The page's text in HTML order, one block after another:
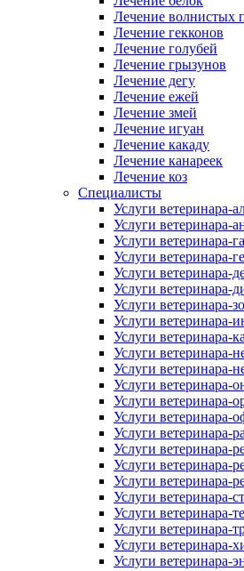
Лечение волнистых
Лечение гекконов
Лечение голубей
Лечение грызунов
Лечение дегу
Лечение ежей
Лечение змей
Лечение игуан
Лечение какаду
Лечение канареек
Лечение коз
Специалисты
Услуги ветеринара-
Услуги ветеринара-
Услуги ветеринара-
Услуги ветеринара-
Услуги ветеринара-
Услуги ветеринара-
Услуги ветеринара-
Услуги ветеринара-
Услуги ветеринара-
Услуги ветеринара-
Услуги ветеринара-
Услуги ветеринара-
Услуги ветеринара-
Услуги ветеринара-
Услуги ветеринара-
Услуги ветеринара-
Услуги ветеринара-
Услуги ветеринара-
Услуги ветеринара-
Услуги ветеринара-
Услуги ветеринара-
Услуги ветеринара-
Услуги ветеринара-